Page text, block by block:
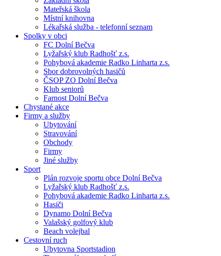
Mateřská škola
Místní knihovna
Lékařská služba - telefonní seznam
Spolky v obci
FC Dolní Bečva
Lyžařský klub Radhošť z.s.
Pohybová akademie Radko Linharta z.s.
Sbor dobrovolných hasičů
ČSOP ZO Dolní Bečva
Klub seniorů
Farnost Dolní Bečva
Chystané akce
Firmy a služby
Ubytování
Stravování
Obchody
Firmy
Jiné služby
Sport
Plán rozvoje sportu obce Dolní Bečva
Lyžařský klub Radhošť z.s.
Pohybová akademie Radko Linharta z.s.
Hasiči
Dynamo Dolní Bečva
Valašský golfový klub
Beach volejbal
Cestovní ruch
Ubytovna Sportstadion